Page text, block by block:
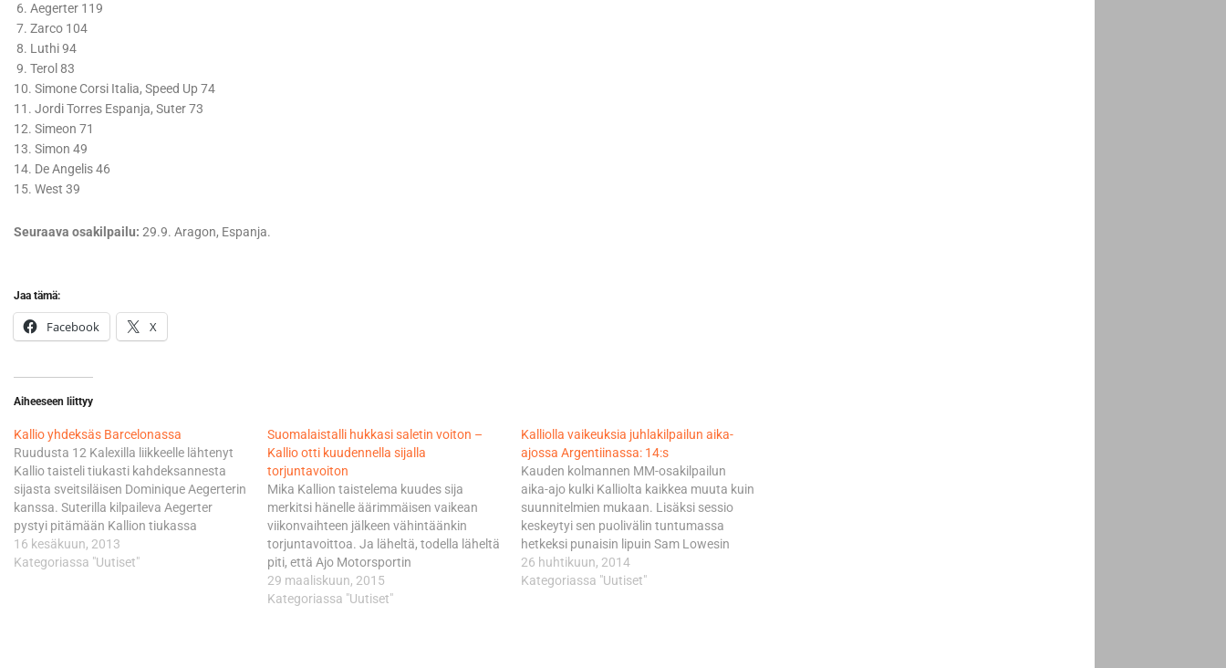
6. Aegerter 119
7. Zarco 104
8. Luthi 94
9. Terol 83
10. Simone Corsi Italia, Speed Up 74
11. Jordi Torres Espanja, Suter 73
12. Simeon 71
13. Simon 49
14. De Angelis 46
15. West 39
Seuraava osakilpailu: 29.9. Aragon, Espanja.
Jaa tämä:
Facebook X
Aiheeseen liittyy
Kallio yhdeksäs Barcelonassa
Ruudusta 12 Kalexilla liikkeelle lähtenyt
Kallio taisteli tiukasti kahdeksannesta
sijasta sveitsiläisen Dominique Aegerterin
kanssa. Suterilla kilpaileva Aegerter
pystyi pitämään Kallion tiukassa
viimeisen kierroksen väännössä 72
tuhannesosan turvin takanaan. - Otin
16 kesäkuun, 2013
Kategoriassa "Uutiset"
Suomalaistalli hukkasi saletin voiton –
Kallio otti kuudennella sijalla
torjuntavoiton
Mika Kallion taistelema kuudes sija
merkitsi hänelle äärimmäisen vaikean
viikonvaihteen jälkeen vähintäänkin
torjuntavoittoa. Ja läheltä, todella läheltä
piti, että Ajo Motorsportin
ranskalaiskuljettaja Johann Zarco olisi
sivaltanut ylivoimaiseksi ykköseksi
29 maaliskuun, 2015
Kategoriassa "Uutiset"
Kalliolla vaikeuksia juhlakilpailun aika-
ajossa Argentiinassa: 14:s
Kauden kolmannen MM-osakilpailun
aika-ajo kulki Kalliolta kaikkea muuta kuin
suunnitelmien mukaan. Lisäksi sessio
keskeytyi sen puolivälin tuntumassa
hetkeksi punaisin lipuin Sam Lowesin
kaaduttua 4,8 kilometrin mittaisen radan
kahdeksannessa mutkassa. Kallion
26 huhtikuun, 2014
Kategoriassa "Uutiset"